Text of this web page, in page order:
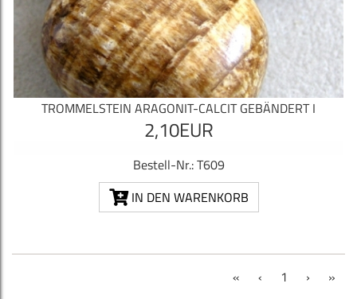
TROMMELSTEIN ARAGONIT-CALCIT GEBÄNDERT I
2,10EUR
Bestell-Nr.: T609
IN DEN WARENKORB
« ‹ 1 (current)
› »